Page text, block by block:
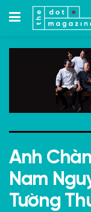
Anh
Nam
Tường